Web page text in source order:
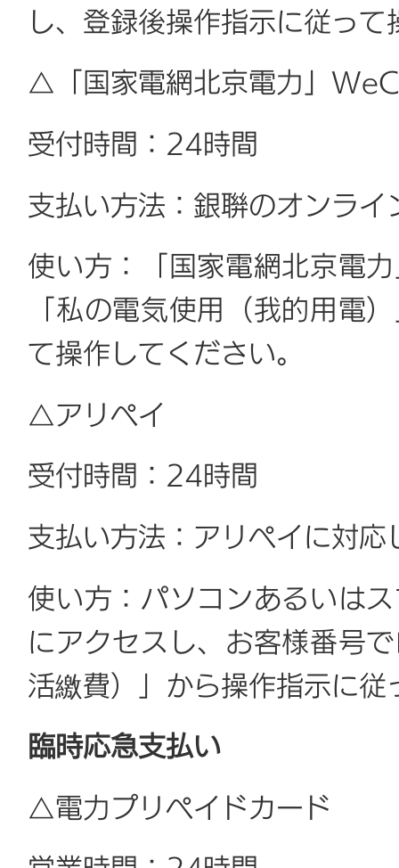
し、登録後操作指示に従っ
△「国家電網北京電力」
受付時間：24時間
支払い方法：銀聨のオンライ
使い方：「国家電網北京電
「私の電気使用（我的用電
て操作してください。
△アリペイ
受付時間：24時間
支払い方法：アリペイに対応
使い方：パソコンあるいは
にアクセスし、お客様番号
活繳費）」から操作指示に
臨時応急支払い
△電力プリペイドカード